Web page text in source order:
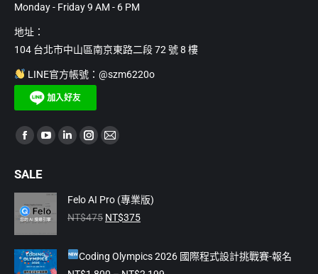
Monday - Friday 9 AM - 6 PM
地址：
104 台北市中山區南京東路二段 72 號 8 樓
LINE官方帳號：@szm6220o
Find us on:
Facebook
opens
new
window
YouTube
in
new
window
Linkedin
in
new
Instagram
in
new
Mail
in
new
SALE
Felo AI Pro (專業版)
NT$475 原
格：
NT$375目
格：
Coding Olympics 2026 國際程式設計挑戰賽-報名